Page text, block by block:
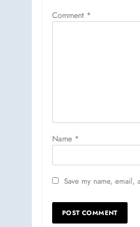
Comment *
Name *
Save my name, email,